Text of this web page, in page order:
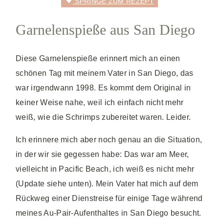
Garnelenspieße aus San Diego
Diese Garnelenspieße erinnert mich an einen
schönen Tag mit meinem Vater in San Diego, das
war irgendwann 1998. Es kommt dem Original in
keiner Weise nahe, weil ich einfach nicht mehr
weiß, wie die Schrimps zubereitet waren. Leider.
Ich erinnere mich aber noch genau an die Situation,
in der wir sie gegessen habe: Das war am Meer,
vielleicht in Pacific Beach, ich weiß es nicht mehr
(Update siehe unten). Mein Vater hat mich auf dem
Rückweg einer Dienstreise für einige Tage während
meines Au-Pair-Aufenthaltes in San Diego besucht.